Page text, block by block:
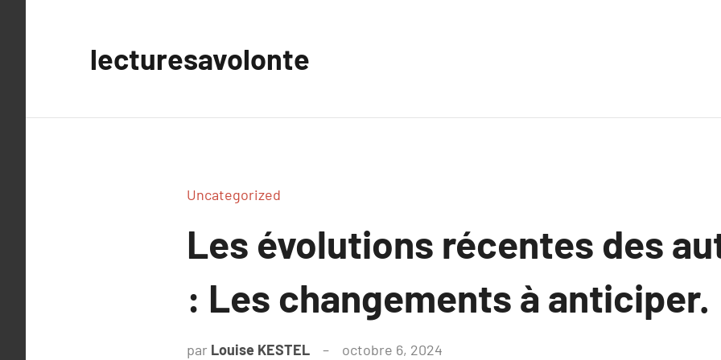
lecturesavolonte
Uncategorized
Les évolutions récentes des
: Les changements à anticiper.
par Louise KESTEL octobre 6, 2024